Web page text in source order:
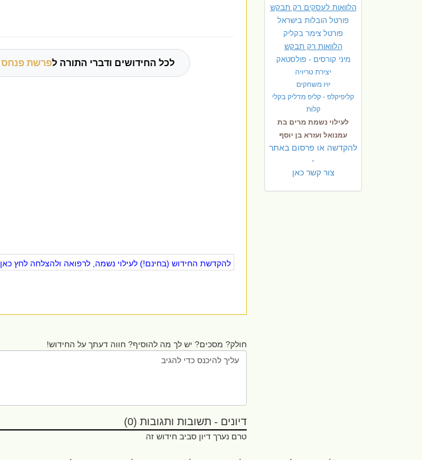
הלוואות לעסקים רק תבקש
פורטל הובלות בישראל
פורטל צימר בקליק
הלוואות רק תבקש
מיני קורסים - פולסטאק
יצירת טריויה
יויו משחקים
קליפיקלפ - קליפ מדליק בקלי
קלות
לעילוי נשמת מרים בת
עמנואל ועזרא בן יוסף
להקדשה או פרסום באתר
-
צור קשר כאן
לכל החידושים ודברי התורה לפרשת פנחס
להקדשת החידוש (בחינם!) לעילוי נשמה, לרפואה ולהצלחה לחץ כאן
חולק? מסכים? יש לך מה להוסיף? חווה דעתך על החידוש!
דיונים - תשובות ותגובות (0)
טרם נערך דיון סביב חידוש זה